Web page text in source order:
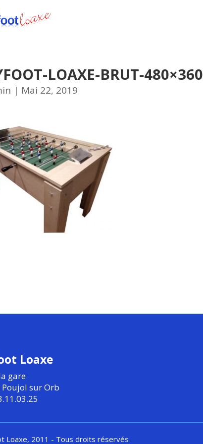
LOAXE-BRUT-480×360
| Mai 22, 2019
Loaxe
gare
Poujol sur Orb
Loaxe, 2011 - Tous droits réservés